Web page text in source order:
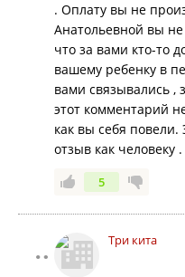
. Оплату вы не
Анатольевной вы
что за вами кто-то
вашему ребенку в
вами связывались ,
этот комментарий
как вы себя
отзыв как человеку .
5
Три кита